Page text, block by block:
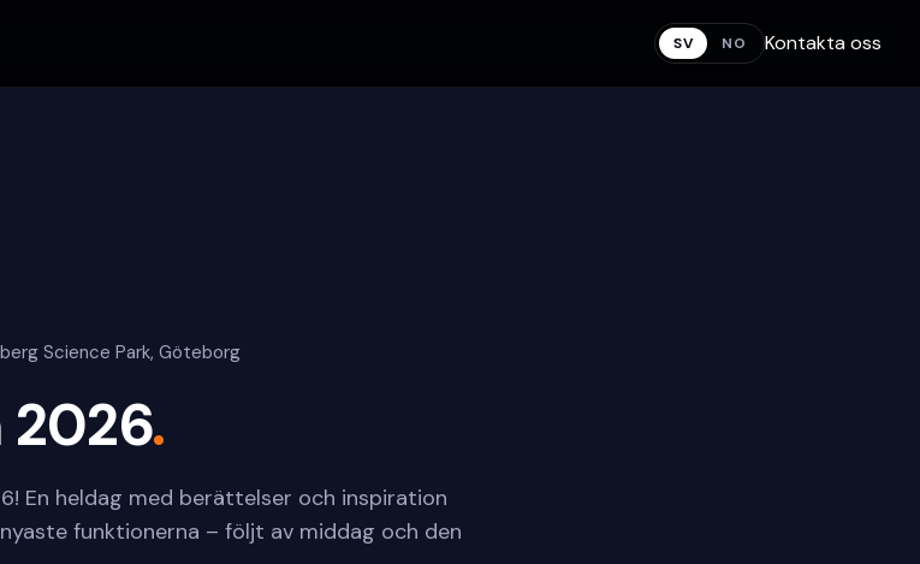
SV NO Kontakta oss
Science Park, Göteborg
2026.
En heldag med berättelser och inspiration
funktionerna – följt av middag och den